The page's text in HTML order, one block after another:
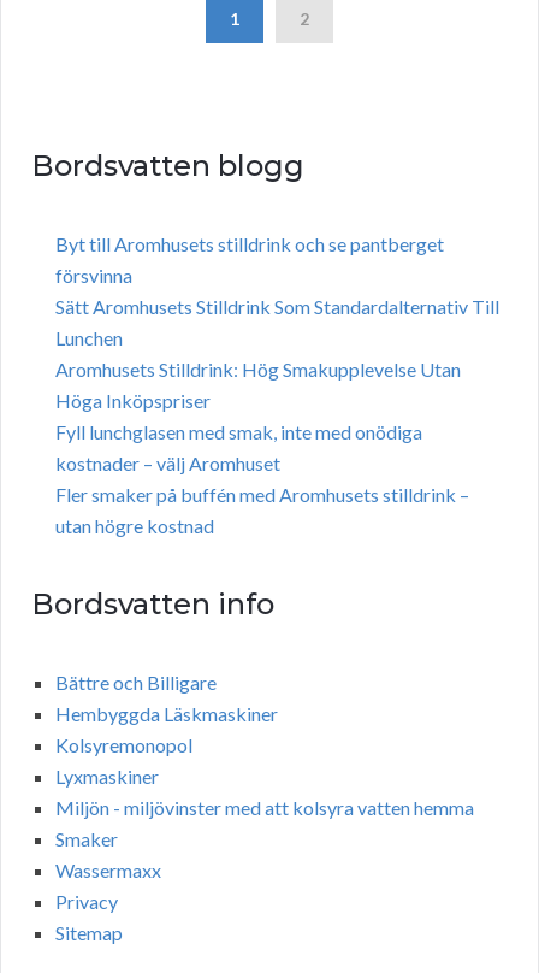
1 2
Bordsvatten blogg
Byt till Aromhusets stilldrink och se pantberget
försvinna
Sätt Aromhusets Stilldrink Som Standardalternativ Till
Lunchen
Aromhusets Stilldrink: Hög Smakupplevelse Utan
Höga Inköpspriser
Fyll lunchglasen med smak, inte med onödiga
kostnader – välj Aromhuset
Fler smaker på buffén med Aromhusets stilldrink –
utan högre kostnad
Bordsvatten info
Bättre och Billigare
Hembyggda Läskmaskiner
Kolsyremonopol
Lyxmaskiner
Miljön - miljövinster med att kolsyra vatten hemma
Smaker
Wassermaxx
Privacy
Sitemap